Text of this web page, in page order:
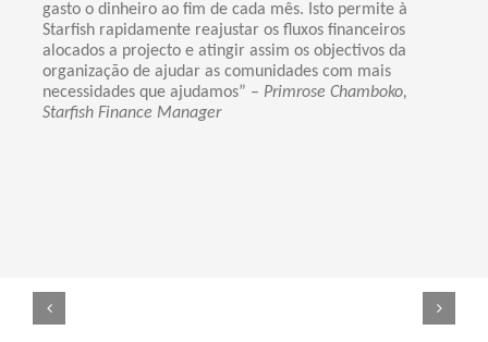
gasto o dinheiro ao fim de cada mês. Isto permite à
Starfish rapidamente reajustar os fluxos financeiros
alocados a projecto e atingir assim os objectivos da
organização de ajudar as comunidades com mais
necessidades que ajudamos” – Primrose Chamboko,
Starfish Finance Manager